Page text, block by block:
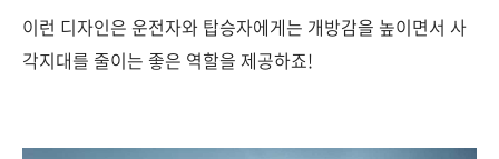
이런 디자인은 운전자와 탑승자에게는 개방감을 높이면서 사
각지대를 줄이는 좋은 역할을 제공하죠!